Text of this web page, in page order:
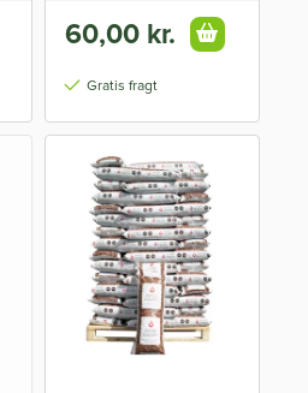
60,00 kr.
Gratis fragt